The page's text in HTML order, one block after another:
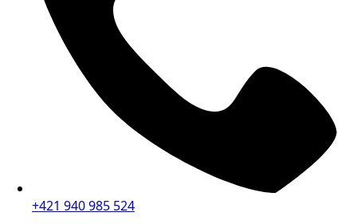
+421 940 985 524